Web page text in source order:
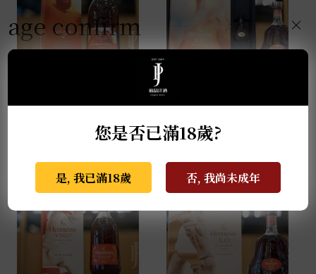
James 聯名限量版 0.7L
軒尼詩 XO 佳節禮盒組
(附小樣)
NT$4,999
age confirm
您是否已滿18歲?
是, 我已滿18歲 否, 我尚未成年
×